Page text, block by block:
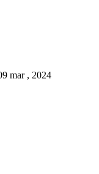
mar , 2024